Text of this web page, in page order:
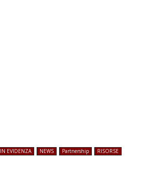
IN EVIDENZA NEWS Partnership
RISORSE